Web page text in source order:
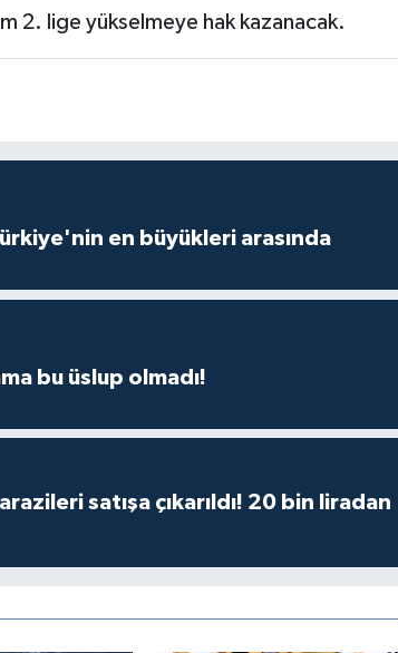
2. lige yükselmeye hak kazanacak.
en büyükleri arasında
bu üslup olmadı!
satışa çıkarıldı! 20 bin liradan